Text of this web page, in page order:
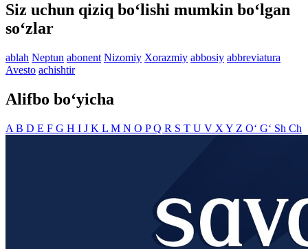
Siz uchun qiziq bo‘lishi mumkin bo‘lgan
so‘zlar
ablah Neptun abonent Nizomiy Xorazmiy abbosiy abbreviatura
Avesto achishtir
Alifbo bo‘yicha
A B D E F G H I J K L M N O PQ R S T U V X Y Z O‘ G‘ Sh Ch